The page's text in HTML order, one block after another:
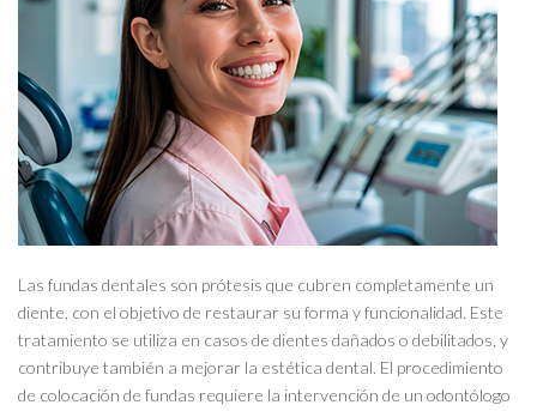
Las fundas dentales son prótesis que cubren completamente un
diente, con el objetivo de restaurar su forma y funcionalidad. Este
tratamiento se utiliza en casos de dientes dañados o debilitados, y
contribuye también a mejorar la estética dental. El procedimiento
de colocación de fundas requiere la intervención de un odontólogo